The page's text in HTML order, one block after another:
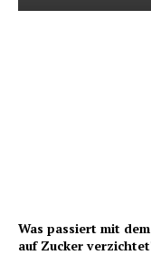
Was passiert mit
auf Zucker